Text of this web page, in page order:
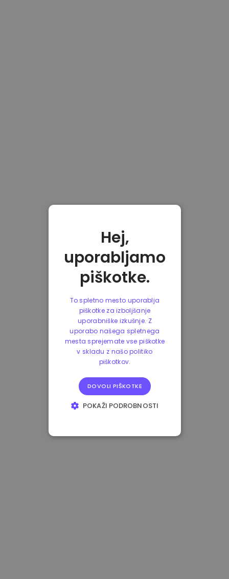
Hej,
uporabljamo
piškotke.
To spletno mesto uporablja
piškotke za izboljšanje
uporabniške izkušnje. Z
uporabo našega spletnega
mesta sprejemate vse piškotke
v skladu z našo politiko
piškotkov.
DOVOLI PIŠKOTKE
POKAŽI PODROBNOSTI